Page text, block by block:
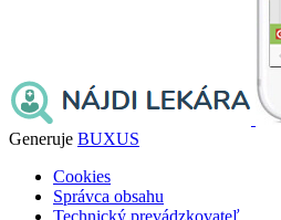
Generuje BUXUS
Cookies
Správca obsahu
Technický prevádzkovateľ